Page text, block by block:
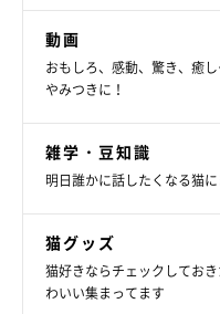
環境で幸せに暮らしている
さんのもとで、のびのびと
関連記事:
背中を丸め
に一体何があった
は可愛らしい理由
写真提供・取材協力／
動画
おもしろ、感動、驚き、癒
やみつきに！
雑学・豆知識
明日誰かに話したくなる猫
猫グッズ
猫好きならチェックしてお
わいい集まってます